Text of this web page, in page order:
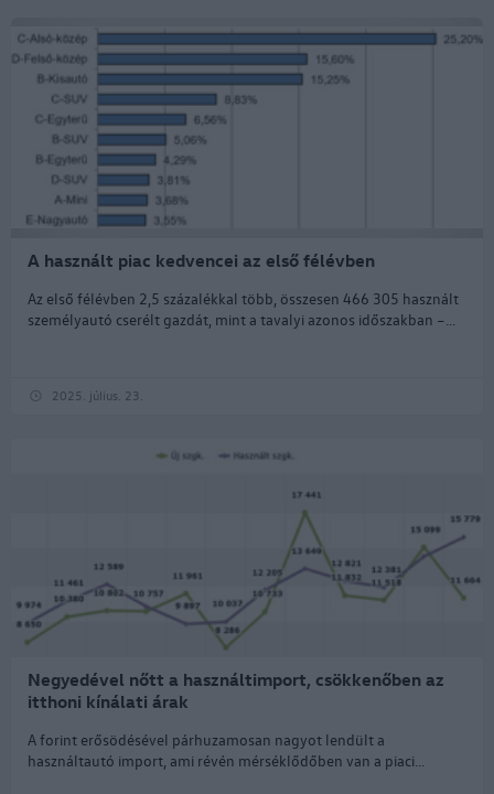
A használt piac kedvencei az első félévben
Az első félévben 2,5 százalékkal több, összesen 466 305 használt
személyautó cserélt gazdát, mint a tavalyi azonos időszakban ­–...
2025. július. 23.
Negyedével nőtt a használtimport, csökkenőben az
itthoni kínálati árak
A forint erősödésével párhuzamosan nagyot lendült a
használtautó import, ami révén mérséklődőben van a piaci...